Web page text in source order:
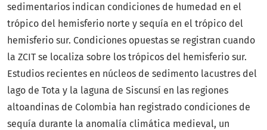
sedimentarios indican condiciones de humedad en el
trópico del hemisferio norte y sequía en el trópico del
hemisferio sur. Condiciones opuestas se registran cuando
la ZCIT se localiza sobre los trópicos del hemisferio sur.
Estudios recientes en núcleos de sedimento lacustres del
lago de Tota y la laguna de Siscunsí en las regiones
altoandinas de Colombia han registrado condiciones de
sequía durante la anomalía climática medieval, un